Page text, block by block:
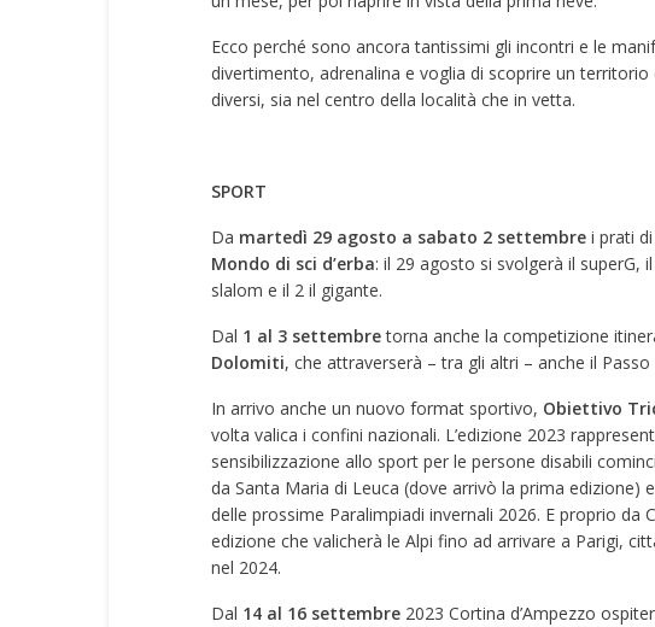
Ecco perché sono ancora tantissimi gli incontri e le
divertimento, adrenalina e voglia di scoprire un
diversi, sia nel centro della località che in vetta.
SPORT
Da martedì 29 agosto a sabato 2 settembrei prati di
Mondo di sci d’erba: il 29 agosto si svolgerà il superG,
slalom e il 2 il gigante.
Dal 1 al 3 settembretorna anche la competizione
Dolomiti, che attraverserà – tra gli altri – anche il Passo
In arrivo anche un nuovo format sportivo, Obiettivo
volta valica i confini nazionali. L’edizione 2023
sensibilizzazione allo sport per le persone disabili
da Santa Maria di Leuca (dove arrivò la prima edizione)
delle prossime Paralimpiadi invernali 2026. E proprio da
edizione che valicherà le Alpi fino ad arrivare a Parigi,
nel 2024.
Dal 14 al 16 settembre2023 Cortina d’Ampezzo